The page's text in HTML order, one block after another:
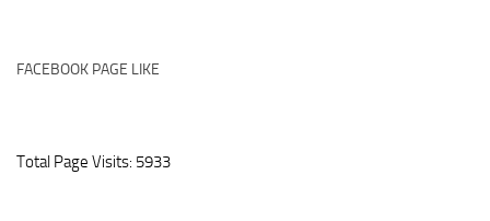
FACEBOOK PAGE LIKE
Total Page Visits: 5933